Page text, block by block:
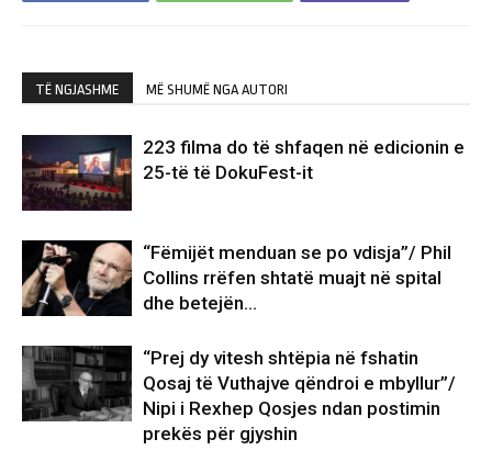
TË NGJASHME MË SHUMË NGA AUTORI
223 filma do të shfaqen në edicionin e
25-të të DokuFest-it
“Fëmijët menduan se po vdisja”/ Phil
Collins rrëfen shtatë muajt në spital
dhe betejën…
“Prej dy vitesh shtëpia në fshatin
Qosaj të Vuthajve qëndroi e mbyllur”/
Nipi i Rexhep Qosjes ndan postimin
prekës për gjyshin